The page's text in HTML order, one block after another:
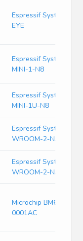
Espressif Systems
EYE
Espressif Systems
MINI-1-N8
Espressif Systems
MINI-1U-N8
Espressif Systems
WROOM-2-N32R16V
Espressif Systems
WROOM-2-N32R8V
Microchip
0001AC